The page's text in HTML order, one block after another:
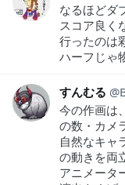
なるほどダ
スコア良く
行ったのは
ハーフじゃ
すんむる
今の作画は
の数・カメ
自然なキャ
の動きを両
アニメータ